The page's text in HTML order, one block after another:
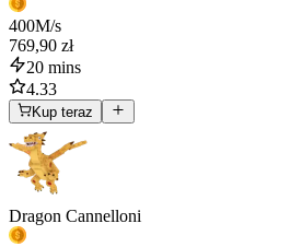
400M/s
769,90 zł
20 mins
4.33
Kup teraz
Dragon Cannelloni